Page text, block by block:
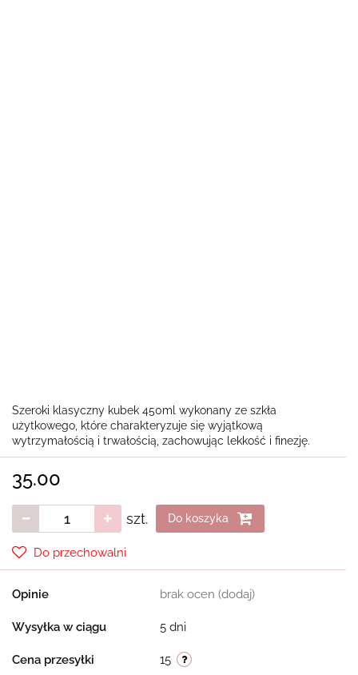
Szeroki klasyczny kubek 450ml wykonany ze szkła
użytkowego, które charakteryzuje się wyjątkową
wytrzymałością i trwałością, zachowując lekkość i finezję.
35.00
szt. Do koszyka
Do przechowalni
Opinie brak ocen (dodaj)
Wysyłka w ciągu 5 dni
Cena przesyłki 15